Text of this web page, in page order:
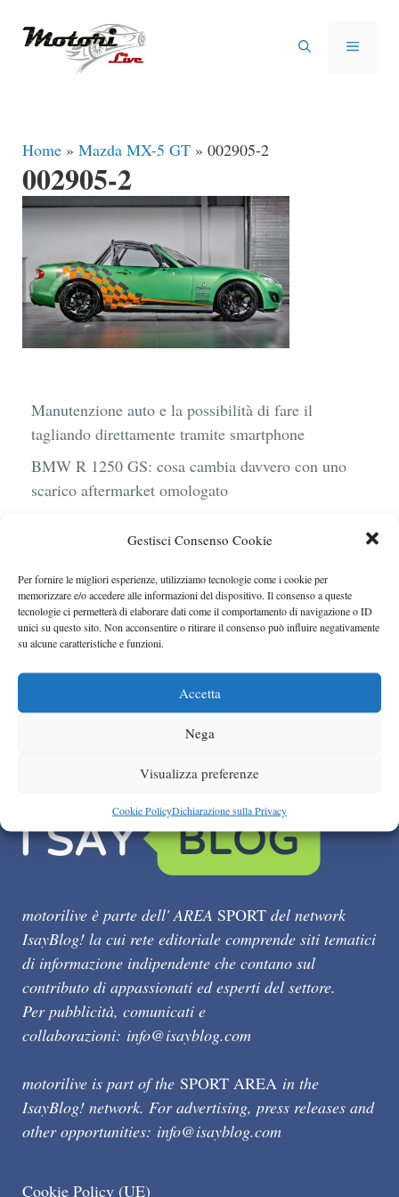
Gestisci Consenso Cookie
Per fornire le migliori esperienze, utilizziamo tecnologie come i cookie per
memorizzare e/o accedere alle informazioni del dispositivo. Il consenso a queste
tecnologie ci permetterà di elaborare dati come il comportamento di navigazione o ID
unici su questo sito. Non acconsentire o ritirare il consenso può influire negativamente
su alcune caratteristiche e funzioni.
Accetta
Nega
Visualizza preferenze
Cookie PolicyDichiarazione sulla Privacy
MENU
Home » Mazda MX-5 GT » 002905-2
002905-2
Manutenzione auto e la possibilità di fare il
tagliando direttamente tramite smartphone
BMW R 1250 GS: cosa cambia davvero con uno
scarico aftermarket omologato
sostenibile, stile, anche con noleggio a lungo
termine
Ufficiale l’arrivo degli stop lampeggianti
obbligatori in Italia
motorilive è parte dell' AREA SPORT del network
IsayBlog! la cui rete editoriale comprende siti tematici
di informazione indipendente che contano sul
contributo di appassionati ed esperti del settore.
Per pubblicità, comunicati e
collaborazioni: info@isayblog.com
motorilive is part of the SPORT AREA in the
IsayBlog! network. For advertising, press releases and
other opportunities: info@isayblog.com
Cookie Policy (UE)